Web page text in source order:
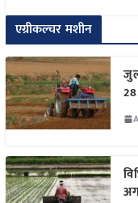
एग्रीकल्चर मशीन